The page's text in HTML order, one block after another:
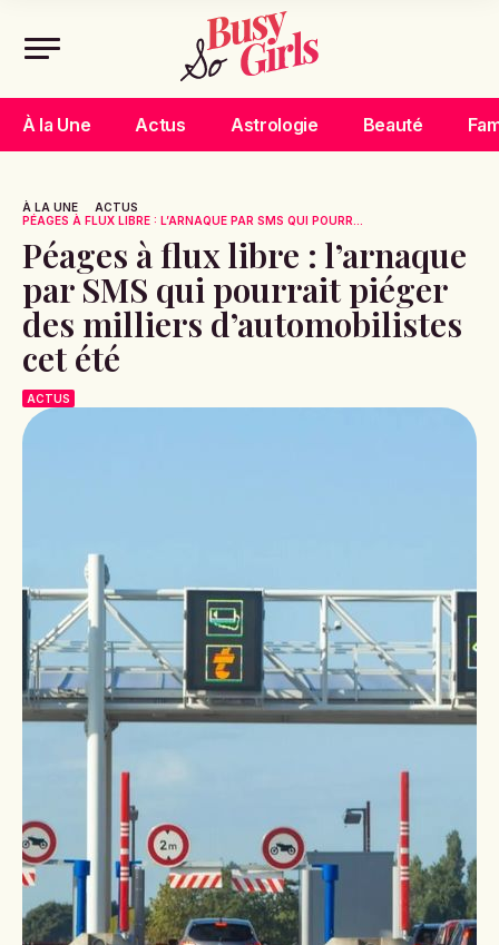
À la Une Actus Astrologie Beauté
À LA UNE
ACTUS
PÉAGES À FLUX LIBRE : L’ARNAQUE PAR SMS QUI POURR...
Péages à flux libre : l’arnaque
par SMS qui pourrait piéger
des milliers d’automobilistes
cet été
ACTUS